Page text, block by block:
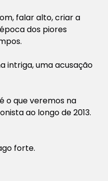
falar alto, criar a
dos piores
intriga, uma acusação
o que veremos na
ao longo de 2013.
forte.